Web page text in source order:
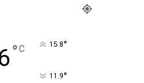
°C 15.8°
11.9°